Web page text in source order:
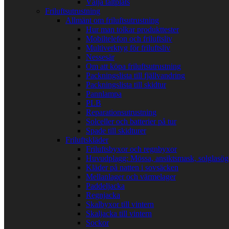
Välja tältplats
Friluftsutrustning
Allmänt om friluftsutrustning
Hur man tolkar produkttester
Mobiltelefon och friluftsliv
Multiverktyg för friluftsliv
Nessesär
Om att köpa friluftsutrustning
Packningslista till fjällvandring
Packningslista till skidtur
Pannlampa
PLB
Reparationsutrustning
Solceller och batterier på tur
Spade till skidturer
Friluftskläder
Friluftsbyxor och regnbyxor
Huvudplagg: Mössa, ansiktsmask,
Kläder på natten i sovsäcken
Mellanlager och värmelager
Paddeljacka
Regnjacka
Skalbyxor till vintern
Skaljacka till vintern
Sockor